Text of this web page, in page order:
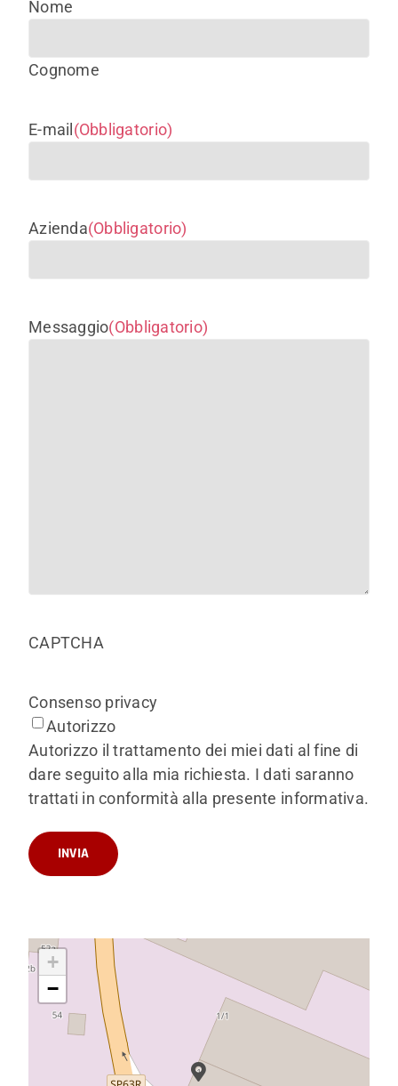
SHOP
ENGLISH
Nome
Cognome
E-mail (Obbligatorio)
Azienda(Obbligatorio)
Messaggio(Obbligatorio)
CAPTCHA
Consenso privacy
Autorizzo
Autorizzo il trattamento dei miei dati al fine di
dare seguito alla mia richiesta. I dati saranno
trattati in conformità alla presente informativa.
+
−